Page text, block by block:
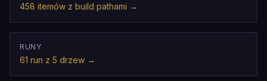
458 itemów z build pathami →
RUNY
61 run z 5 drzew →